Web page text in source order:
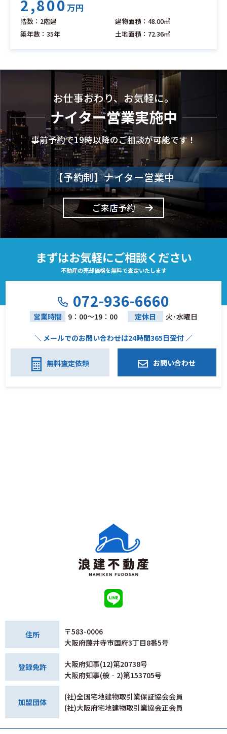
2,800万円
階数：2階建
建物面積：48.00㎡
築年数：35年
土地面積：72.36㎡
お仕事おわり、お気軽に。
ナイター営業実施中
事前予約で19時以降のご相談が可能です！
【予約制】ナイター営業中
ご来店予約
まずはお気軽にご相談ください
不動産の売却価格を無料で査定いたします
072-936-6660
営業時間 9：00～19：00 定休日 火･水曜日
＼ メールでのお問い合わせは24時間365日受付 ／
無料査定依頼 お問い合わせ
住所
〒583-0006
大阪府藤井寺市国府3丁目8番5号
登録免許
大阪府知事(12)第20738号
大阪府知事(般‐2)第153705号
加盟団体
(社)全国宅地建物取引業保証協会会員
(社)大阪府宅地建物取引業協会正会員